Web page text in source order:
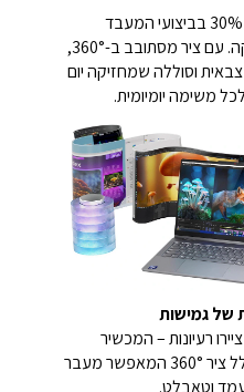
של עד 30% בביצועי המעבד
עם ציר מסתובב ב-360°,
וסוללה שמחזיקה יום
משימה יומיומית.
רעיונות – המכשיר
הרב־תכליתי בגודל 14 אינץ’ כולל ציר 360° המאפשר מעבר
וטאבלט.